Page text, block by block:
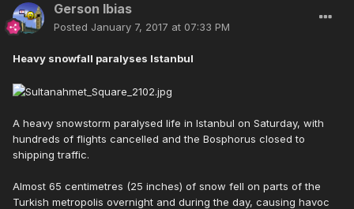
Gerson Ibias
Posted January 7, 2017 at 07:33 PM
Heavy snowfall paralyses Istanbul
A heavy snowstorm paralysed life in Istanbul on Saturday, with
hundreds of flights cancelled and the Bosphorus closed to
shipping traffic.
Almost 65 centimetres (25 inches) of snow fell on parts of the
Turkish metropolis overnight and during the day, causing havoc